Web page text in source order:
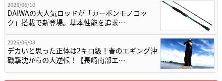
2026/06/10
DAIWAの大人気ロッドが「カーボンモノコッ
ク」搭載で新登場。基本性能を追求…
2026/06/08
デカいと思った正体は2キロ級！春のエギング沖
磯撃沈からの大逆転！【長崎南部エ…